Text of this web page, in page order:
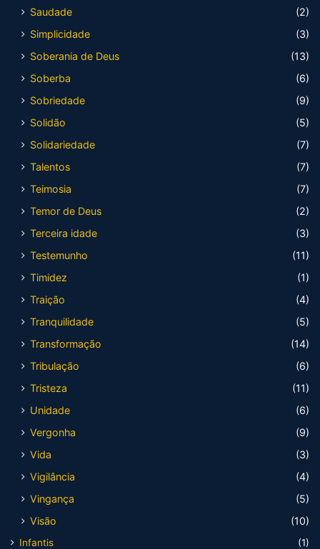
Saudade
(2)
Simplicidade
(3)
Soberania de Deus
(13)
Soberba
(6)
Sobriedade
(9)
Solidão
(5)
Solidariedade
(7)
Talentos
(7)
Teimosia
(7)
Temor de Deus
(2)
Terceira idade
(3)
Testemunho
(11)
Timidez
(1)
Traição
(4)
Tranquilidade
(5)
Transformação
(14)
Tribulação
(6)
Tristeza
(11)
Unidade
(6)
Vergonha
(9)
Vida
(3)
Vigilância
(4)
Vingança
(5)
Visão
(10)
Infantis
(1)